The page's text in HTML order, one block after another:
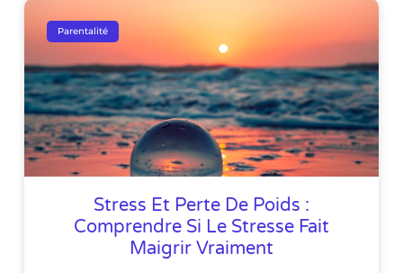
Parentalité
Stress Et Perte De Poids :
Comprendre Si Le Stresse Fait
Maigrir Vraiment